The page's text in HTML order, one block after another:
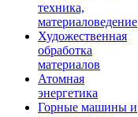
техника,
материаловедение
Художественная
обработка
материалов
Атомная
энергетика
Горные машины и